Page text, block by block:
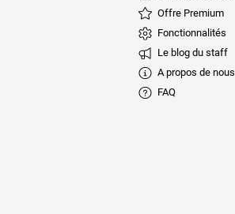
Offre Premium
Fonctionnalités
Le blog du staff
A propos de nous
FAQ